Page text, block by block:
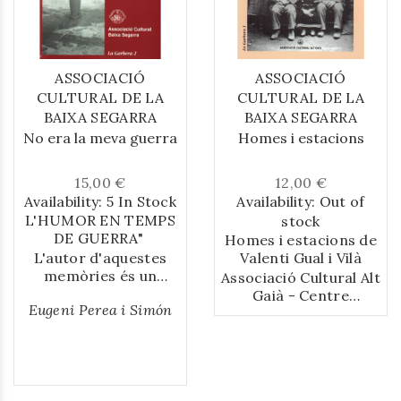
natura i el cosmos,
etc. Inclou dibuixos de
SalvadorPascual
ASSOCIACIÓ
CULTURAL DE LA
BAIXA SEGARRA
No era la meva guerra
15,00 €
Availability:5 In Stock
L'HUMOR EN TEMPS
DE GUERRA"
L'autor d'aquestes
memòries és un
Coloma de Queralt,
tretze anys, moment
Eugeni Perea i Simón
ASSOCIACIÓ
CULTURAL DE LA
BAIXA SEGARRA
Homes i estacions
12,00 €
Availability: Out of
stock
Homes i estacions de
Valenti Gual i Vilà
Associació Cultural Alt
Gaià - Centre
d'Estudis de la Conca